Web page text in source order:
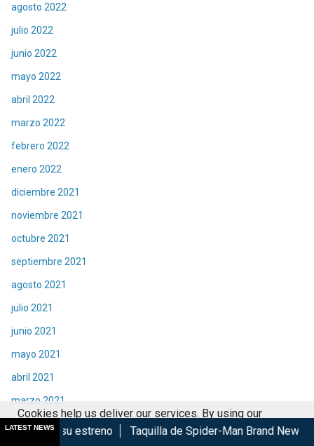
agosto 2022
julio 2022
junio 2022
mayo 2022
abril 2022
marzo 2022
febrero 2022
enero 2022
diciembre 2021
noviembre 2021
octubre 2021
septiembre 2021
agosto 2021
julio 2021
junio 2021
mayo 2021
abril 2021
marzo 2021
febrero 2021
LATEST NEWSTaquilla de Spider-Man Brand New Day rompe récord
Cookies help us deliver our services. By using our
services, you agree to our use of cookies.
Got it